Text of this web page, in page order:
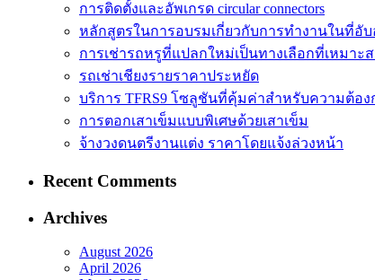
การติดตั้งและอัพเกรด circular connectors
หลักสูตรในการอบรมเกี่ยวกับการทำงานในที่อั
การเช่ารถหรูที่แปลกใหม่เป็นทางเลือกที่เหมา
รถเช่าเชียงรายราคาประหยัด
บริการ TFRS9 โซลูชันที่คุ้มค่าสำหรับความต้อ
การตอกเสาเข็มแบบพิเศษด้วยเสาเข็ม
จ้างวงดนตรีงานแต่ง ราคาโดยแจ้งล่วงหน้า
Recent Comments
Archives
August 2026
April 2026